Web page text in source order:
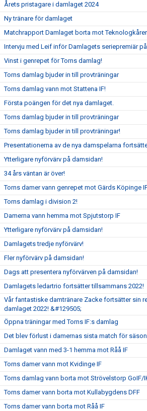
Årets pristagare i damlaget 2024
Ny tränare för damlaget
Matchrapport Damlaget borta mot
Intervju med Leif inför Damlagets seriepremiär
Vinst i genrepet för Torns damlag!
Torns damlag bjuder in till provträningar
Torns damlag vann mot Stattena IF!
Första poängen för det nya damlaget.
Torns damlag bjuder in till provträningar
Torns damlag bjuder in till provträningar!
Presentationerna av de nya damspelarna
Ytterligare nyförvärv på damsidan!
34 års väntan är över!
Torns damer vann genrepet mot Gärds Köpinge
Torns damlag i division 2!
Damerna vann hemma mot Spjutstorp IF
Ytterligare nyförvärv på damsidan!
Damlagets tredje nyförvärv!
Fler nyförvärv på damsidan!
Dags att presentera nyförvärven på damsidan!
Damlagets ledartrio fortsätter tillsammans 2022!
Vår fantastiske damtränare Zacke fortsätter sin
damlaget 2022! &#129505;
Öppna träningar med Torns IF:s damlag
Det blev förlust i damernas sista match för
Damlaget vann med 3-1 hemma mot Råå IF
Torns damer vann mot Kvidinge IF
Torns damlag vann borta mot Strövelstorp GoIF/
Torns damer vann borta mot Kullabygdens DFF
Torns damer vann borta mot Råå IF